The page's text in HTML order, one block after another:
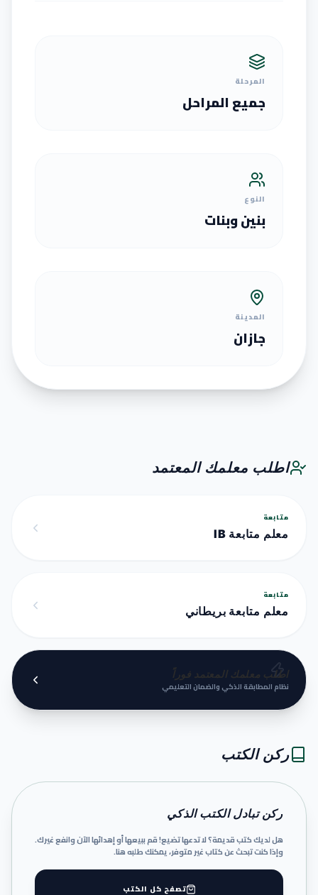
المرحلة
جميع المراحل
النوع
بنين وبنات
المدينة
جازان
اطلب معلمك المعتمد
متابعة
معلم متابعة IB
متابعة
معلم متابعة بريطاني
اطلب معلمك المعتمد فوراً
نظام المطابقة الذكي والضمان التعليمي
ركن الكتب
ركن تبادل الكتب الذكي
هل لديك كتب قديمة؟ لا تدعها تضيع! قم ببيعها أو إهدائها الآن وانفع غيرك.
وإذا كنت تبحث عن كتاب غير متوفر، يمكنك طلبه هنا.
تصفح كل الكتب